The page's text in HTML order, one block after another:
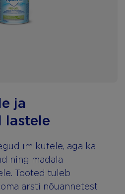
ja
lastele
imikutele, aga ka
ning madala
Tooted tuleb
arsti nõuannetest